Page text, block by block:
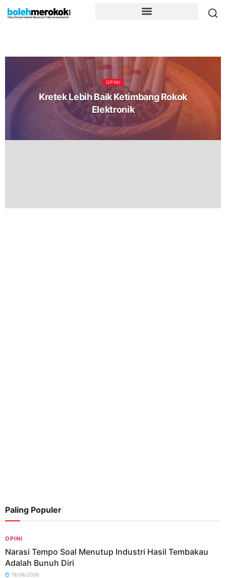
OPINI
Kretek Lebih Baik Ketimbang Rokok
Elektronik
Paling Populer
OPINI
Narasi Tempo Soal Menutup Industri Hasil Tembakau
Adalah Bunuh Diri
18/06/2026